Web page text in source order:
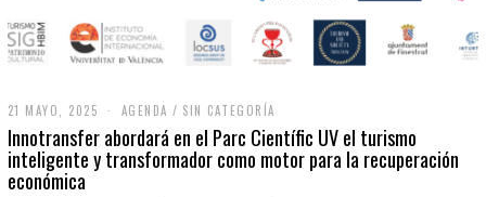
21 MAYO, 2025
M
A
Y
AGENDA / SIN CATEGORÍA
Innotransfer abordará en el Parc Científic UV el turismo
inteligente y transformador como motor para la recuperación
económica